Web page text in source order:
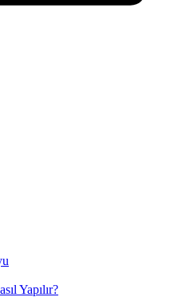
Yapılır?